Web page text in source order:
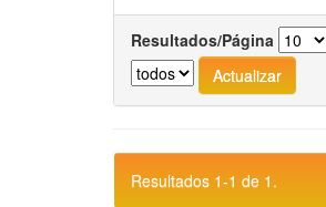
Resultados/Página
Resultados 1-1 de 1.